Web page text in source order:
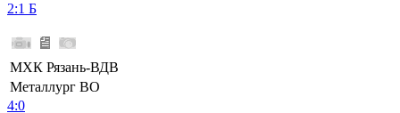
2:1 Б
МХК Рязань-ВДВ
Металлург ВО
4:0